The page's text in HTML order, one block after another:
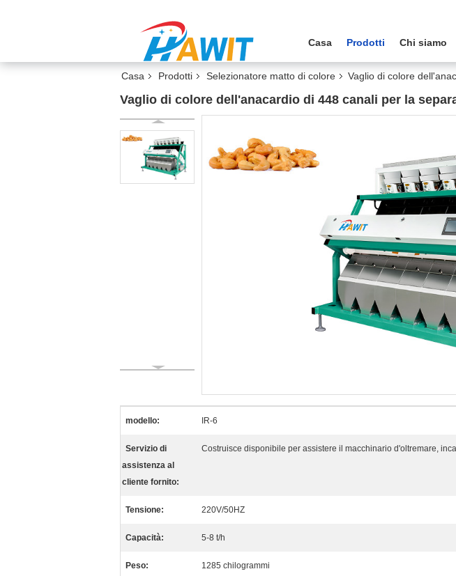
Casa Prodotti Chi siamo
Casa Prodotti Selezionatore matto di colore Vaglio di colore
Vaglio di colore dell'anacardio di 448 canali per la
modello: IR-6
Servizio di
assistenza al
cliente fornito:
Costruisce disponibile per assistere il macchinario d'oltremare,
Tensione: 220V/50HZ
Capacità: 5-8 t/h
Peso: 1285 chilogrammi